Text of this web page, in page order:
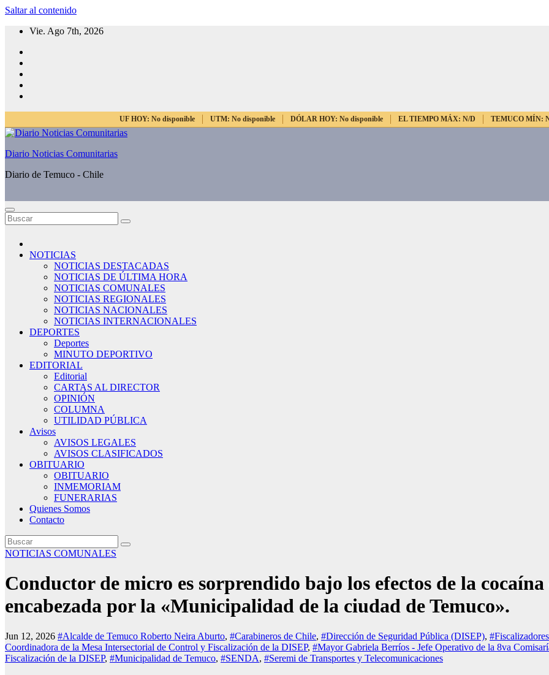
Saltar al contenido
Vie. Ago 7th, 2026
UF HOY: No disponible UTM: No disponible DÓLAR HOY: No disponible EL TIEMPO MÁX: N/D TEMUCO MÍN:
Diario Noticias Comunitarias
Diario de Temuco - Chile
NOTICIAS
NOTICIAS DESTACADAS
NOTICIAS DE ÚLTIMA HORA
NOTICIAS COMUNALES
NOTICIAS REGIONALES
NOTICIAS NACIONALES
NOTICIAS INTERNACIONALES
DEPORTES
Deportes
MINUTO DEPORTIVO
EDITORIAL
Editorial
CARTAS AL DIRECTOR
OPINIÓN
COLUMNA
UTILIDAD PÚBLICA
Avisos
AVISOS LEGALES
AVISOS CLASIFICADOS
OBITUARIO
OBITUARIO
INMEMORIAM
FUNERARIAS
Quienes Somos
Contacto
NOTICIAS COMUNALES
Conductor de micro es sorprendido bajo los efectos de la
encabezada por la «Municipalidad de la ciudad de Temuco».
Jun 12, 2026 #Alcalde de Temuco Roberto Neira Aburto, #Carabineros de Chile, #Dirección de Seguridad Pública (DISEP),
Coordinadora de la Mesa Intersectorial de Control y Fiscalización de la DISEP, #Mayor Gabriela Berríos - Jefe Operativo de la 8va
Fiscalización de la DISEP, #Municipalidad de Temuco, #SENDA, #Seremi de Transportes y Telecomunicaciones